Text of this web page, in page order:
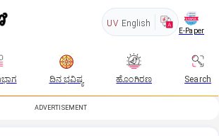
UV English
E-Paper
ದಿನ ಭವಿಷ್ಯ ಹೊಂಗಿರಣ Search
ADVERTISEMENT